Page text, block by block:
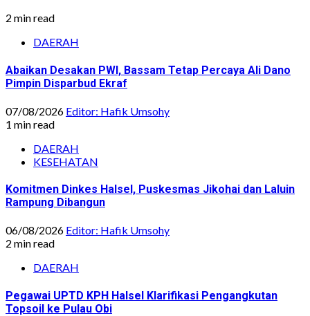
2 min read
DAERAH
Abaikan Desakan PWI, Bassam Tetap Percaya Ali Dano
Pimpin Disparbud Ekraf
07/08/2026 Editor: Hafik Umsohy
1 min read
DAERAH
KESEHATAN
Komitmen Dinkes Halsel, Puskesmas Jikohai dan Laluin
Rampung Dibangun
06/08/2026 Editor: Hafik Umsohy
2 min read
DAERAH
Pegawai UPTD KPH Halsel Klarifikasi Pengangkutan
Topsoil ke Pulau Obi